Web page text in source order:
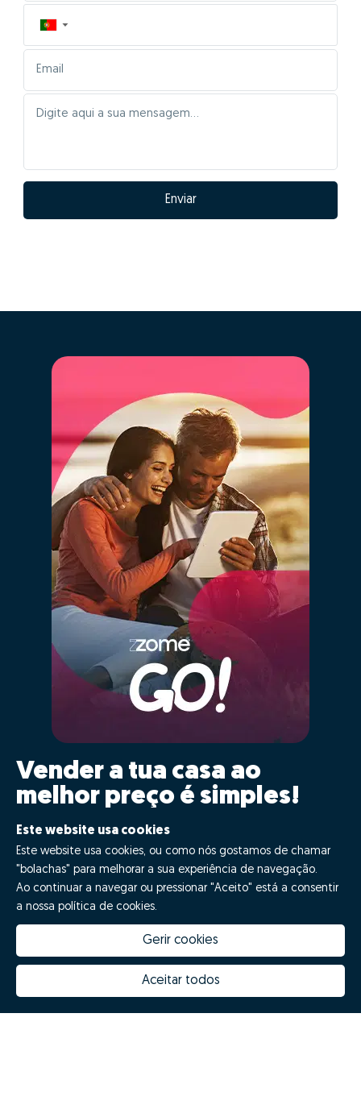
▼
Enviar
Vender a tua casa ao
melhor preço é simples!
Clica GO!
Quero fazer GO!
Este website usa cookies
Este website usa cookies, ou como nós gostamos de chamar
"bolachas" para melhorar a sua experiência de navegação.
Ao continuar a navegar ou pressionar "Aceito" está a consentir
a nossa política de cookies.
Gerir cookies
Aceitar todos